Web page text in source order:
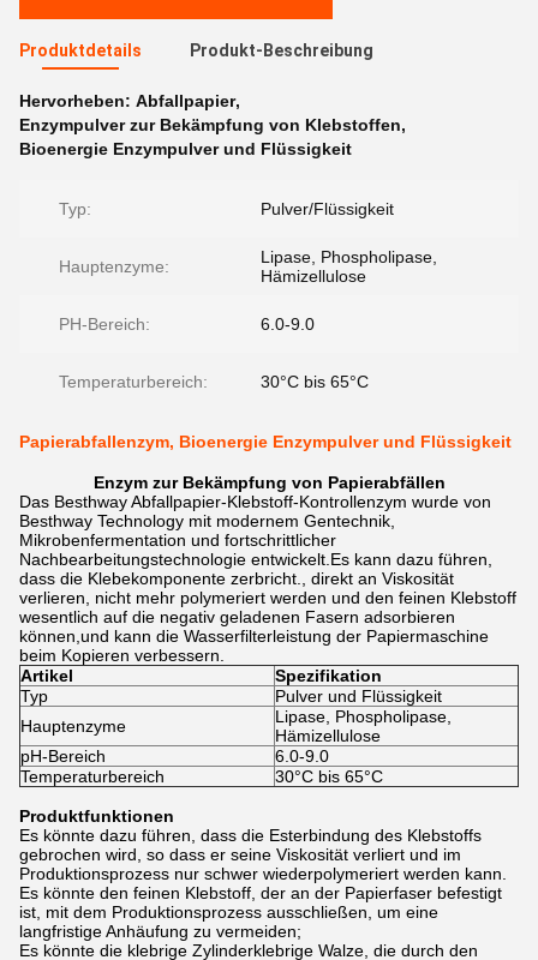
Produktdetails Produkt-Beschreibung
Hervorheben: Abfallpapier,
Enzympulver zur Bekämpfung von Klebstoffen,
Bioenergie Enzympulver und Flüssigkeit
Typ: Pulver/Flüssigkeit
Hauptenzyme:
Lipase, Phospholipase,
Hämizellulose
PH-Bereich: 6.0-9.0
Temperaturbereich: 30°C bis 65°C
Papierabfallenzym, Bioenergie Enzympulver und Flüssigkeit
Enzym zur Bekämpfung von Papierabfällen
Das Besthway Abfallpapier-Klebstoff-Kontrollenzym wurde von
Besthway Technology mit modernem Gentechnik,
Mikrobenfermentation und fortschrittlicher
Nachbearbeitungstechnologie entwickelt.Es kann dazu führen,
dass die Klebekomponente zerbricht., direkt an Viskosität
verlieren, nicht mehr polymeriert werden und den feinen Klebstoff
wesentlich auf die negativ geladenen Fasern adsorbieren
können,und kann die Wasserfilterleistung der Papiermaschine
beim Kopieren verbessern.
Artikel
Spezifikation
Typ
Pulver und Flüssigkeit
Hauptenzyme
Lipase, Phospholipase,
Hämizellulose
pH-Bereich
6.0-9.0
Temperaturbereich
30°C bis 65°C
Produktfunktionen
Es könnte dazu führen, dass die Esterbindung des Klebstoffs
gebrochen wird, so dass er seine Viskosität verliert und im
Produktionsprozess nur schwer wiederpolymeriert werden kann.
Es könnte den feinen Klebstoff, der an der Papierfaser befestigt
ist, mit dem Produktionsprozess ausschließen, um eine
langfristige Anhäufung zu vermeiden;
Es könnte die klebrige Zylinderklebrige Walze, die durch den